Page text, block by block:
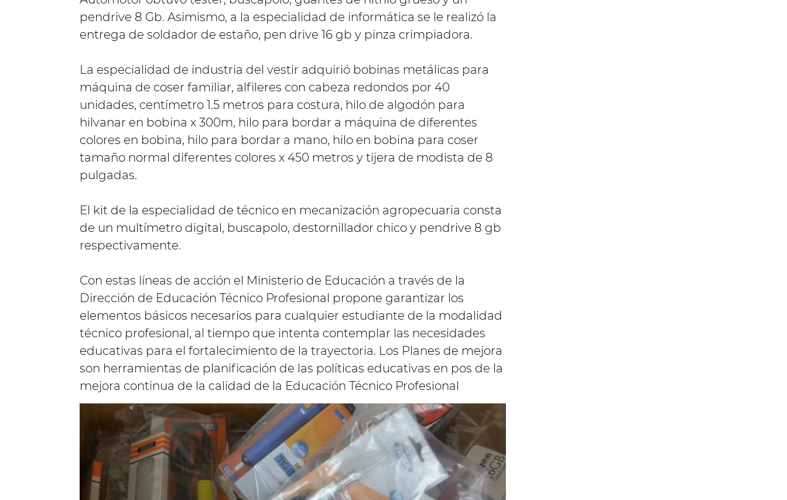
pendrive 8 Gb. Asimismo, a la especialidad de informática se le realizó la
entrega de soldador de estaño, pen drive 16 gb y pinza crimpiadora.
La especialidad de industria del vestir adquirió bobinas metálicas para
máquina de coser familiar, alfileres con cabeza redondos por 40
unidades, centímetro 1.5 metros para costura, hilo de algodón para
hilvanar en bobina x 300m, hilo para bordar a máquina de diferentes
colores en bobina, hilo para bordar a mano, hilo en bobina para coser
tamaño normal diferentes colores x 450 metros y tijera de modista de 8
pulgadas.
El kit de la especialidad de técnico en mecanización agropecuaria consta
de un multímetro digital, buscapolo, destornillador chico y pendrive 8 gb
respectivamente.
Con estas líneas de acción el Ministerio de Educación a través de la
Dirección de Educación Técnico Profesional propone garantizar los
elementos básicos necesarios para cualquier estudiante de la modalidad
técnico profesional, al tiempo que intenta contemplar las necesidades
educativas para el fortalecimiento de la trayectoria. Los Planes de mejora
son herramientas de planificación de las políticas educativas en pos de la
mejora continua de la calidad de la Educación Técnico Profesional